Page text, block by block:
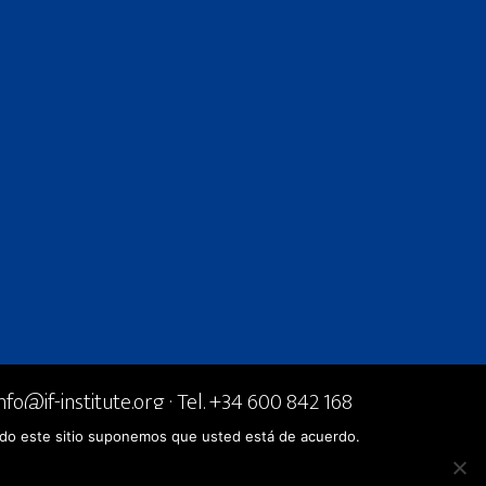
institute.org· Tel. +34 600 842 168
este sitio suponemos que usted está de acuerdo.